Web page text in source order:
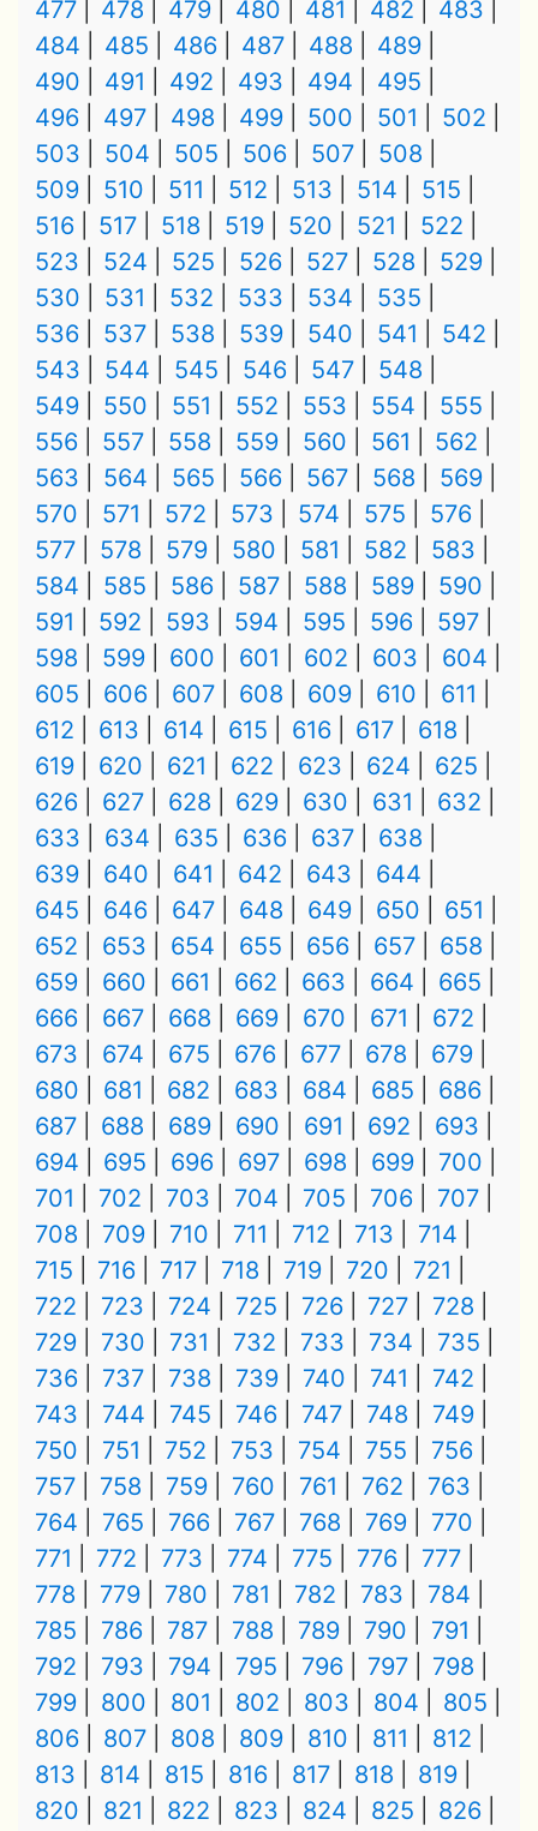
477 478 479 480 481 482
483
484
485 486 487 488
489
490
491 492 493 494
495
496
497 498 499 500 501
502
503
504 505 506 507
508
509
510 511 512 513 514
515
516
517 518 519 520 521
522
523
524 525 526 527 528
529
530
531 532 533 534
535
536
537 538 539 540 541
542
543
544 545 546 547
548
549
550 551 552 553 554
555
556
557 558 559 560 561
562
563
564 565 566 567 568
569
570
571 572 573 574 575
576
577
578 579 580 581 582
583
584
585 586 587 588 589
590
591
592 593 594 595 596
597
598
599 600 601 602 603
604
605
606 607 608 609 610
611
612
613 614 615 616 617
618
619
620 621 622 623 624
625
626
627 628 629 630 631
632
633
634 635 636 637
638
639
640 641 642 643
644
645
646 647 648 649 650
651
652
653 654 655 656 657
658
659
660 661 662 663 664
665
666
667 668 669 670 671
672
673
674 675 676 677 678
679
680
681 682 683 684 685
686
687
688 689 690 691 692
693
694
695 696 697 698 699
700
701
702 703 704 705 706
707
708
709 710 711 712 713
714
715
716 717 718 719 720
721
722
723 724 725 726 727
728
729
730 731 732 733 734
735
736
737 738 739 740 741
742
743
744 745 746 747 748
749
750
751 752 753 754 755
756
757
758 759 760 761 762
763
764
765 766 767 768 769
770
771
772 773 774 775 776
777
778
779 780 781 782 783
784
785
786 787 788 789 790
791
792
793 794 795 796 797
798
799
800 801 802 803 804
805
806
807 808 809 810 811
812
813
814 815 816 817 818
819
820
821 822 823 824 825
826